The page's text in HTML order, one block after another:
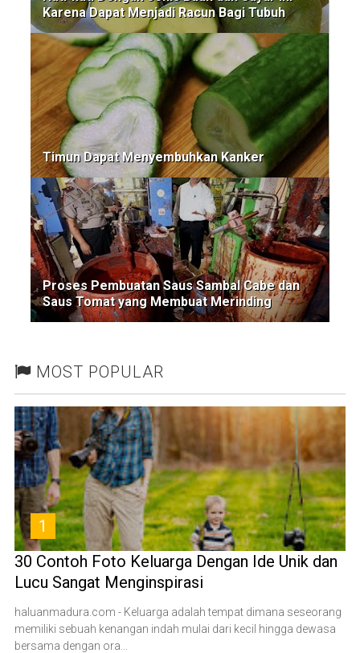
Karena Dapat Menjadi Racun Bagi Tubuh
Timun Dapat Menyembuhkan Kanker
Proses Pembuatan Saus Sambal Cabe dan
Saus Tomat yang Membuat Merinding
MOST POPULAR
1
30 Contoh Foto Keluarga Dengan Ide Unik dan
Lucu Sangat Menginspirasi
haluanmadura.com - Keluarga adalah tempat dimana seseorang
memiliki sebuah kenangan indah mulai dari kecil hingga dewasa
bersama dengan ora...